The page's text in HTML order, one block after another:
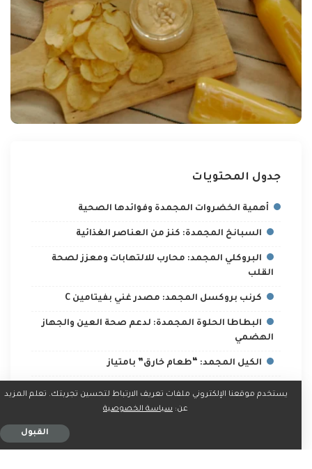
جدول المحتويات
أهمية الخضروات المجمدة وفوائدها الصحية
السبانخ المجمدة: كنز من العناصر الغذائية
البروكلي المجمد: محارب للالتهابات ومعزز لصحة
القلب
كرنب بروكسل المجمد: مصدر غني بفيتامين C
البطاطا الحلوة المجمدة: لدعم صحة العين والجهاز
الهضمي
الكيل المجمد: “طعام خارق” بامتياز
الإدامامي المجمد: معزز لصحة الأمعاء والقلب
البازلاء الخضراء المجمدة: متعددة الاستخدامات
القرنبيط المجمد: لدعم وظائف الدماغ والجهاز
يستخدم موقعنا الإلكتروني ملفات تعريف الارتباط لتحسين تجربتك. تعلم المزيد
عن: سياسة الخصوصية
القبول